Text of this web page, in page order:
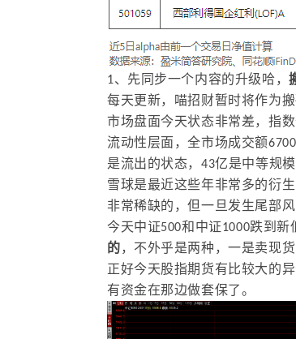
1、先同步一个内容的升级哈，
每天更新，喵招财暂时将作为搬
市场盘面今天状态非常差，指
流动性层面，全市场成交额
是流出的状态，43亿是中等规
雪球是最近这些年非常多的衍
非常稀缺的，但一旦发生尾部
今天中证500和中证1000跌到新
的，不外乎是两种，一是卖现
正好今天股指期货有比较大的
有资金在那边做套保了。